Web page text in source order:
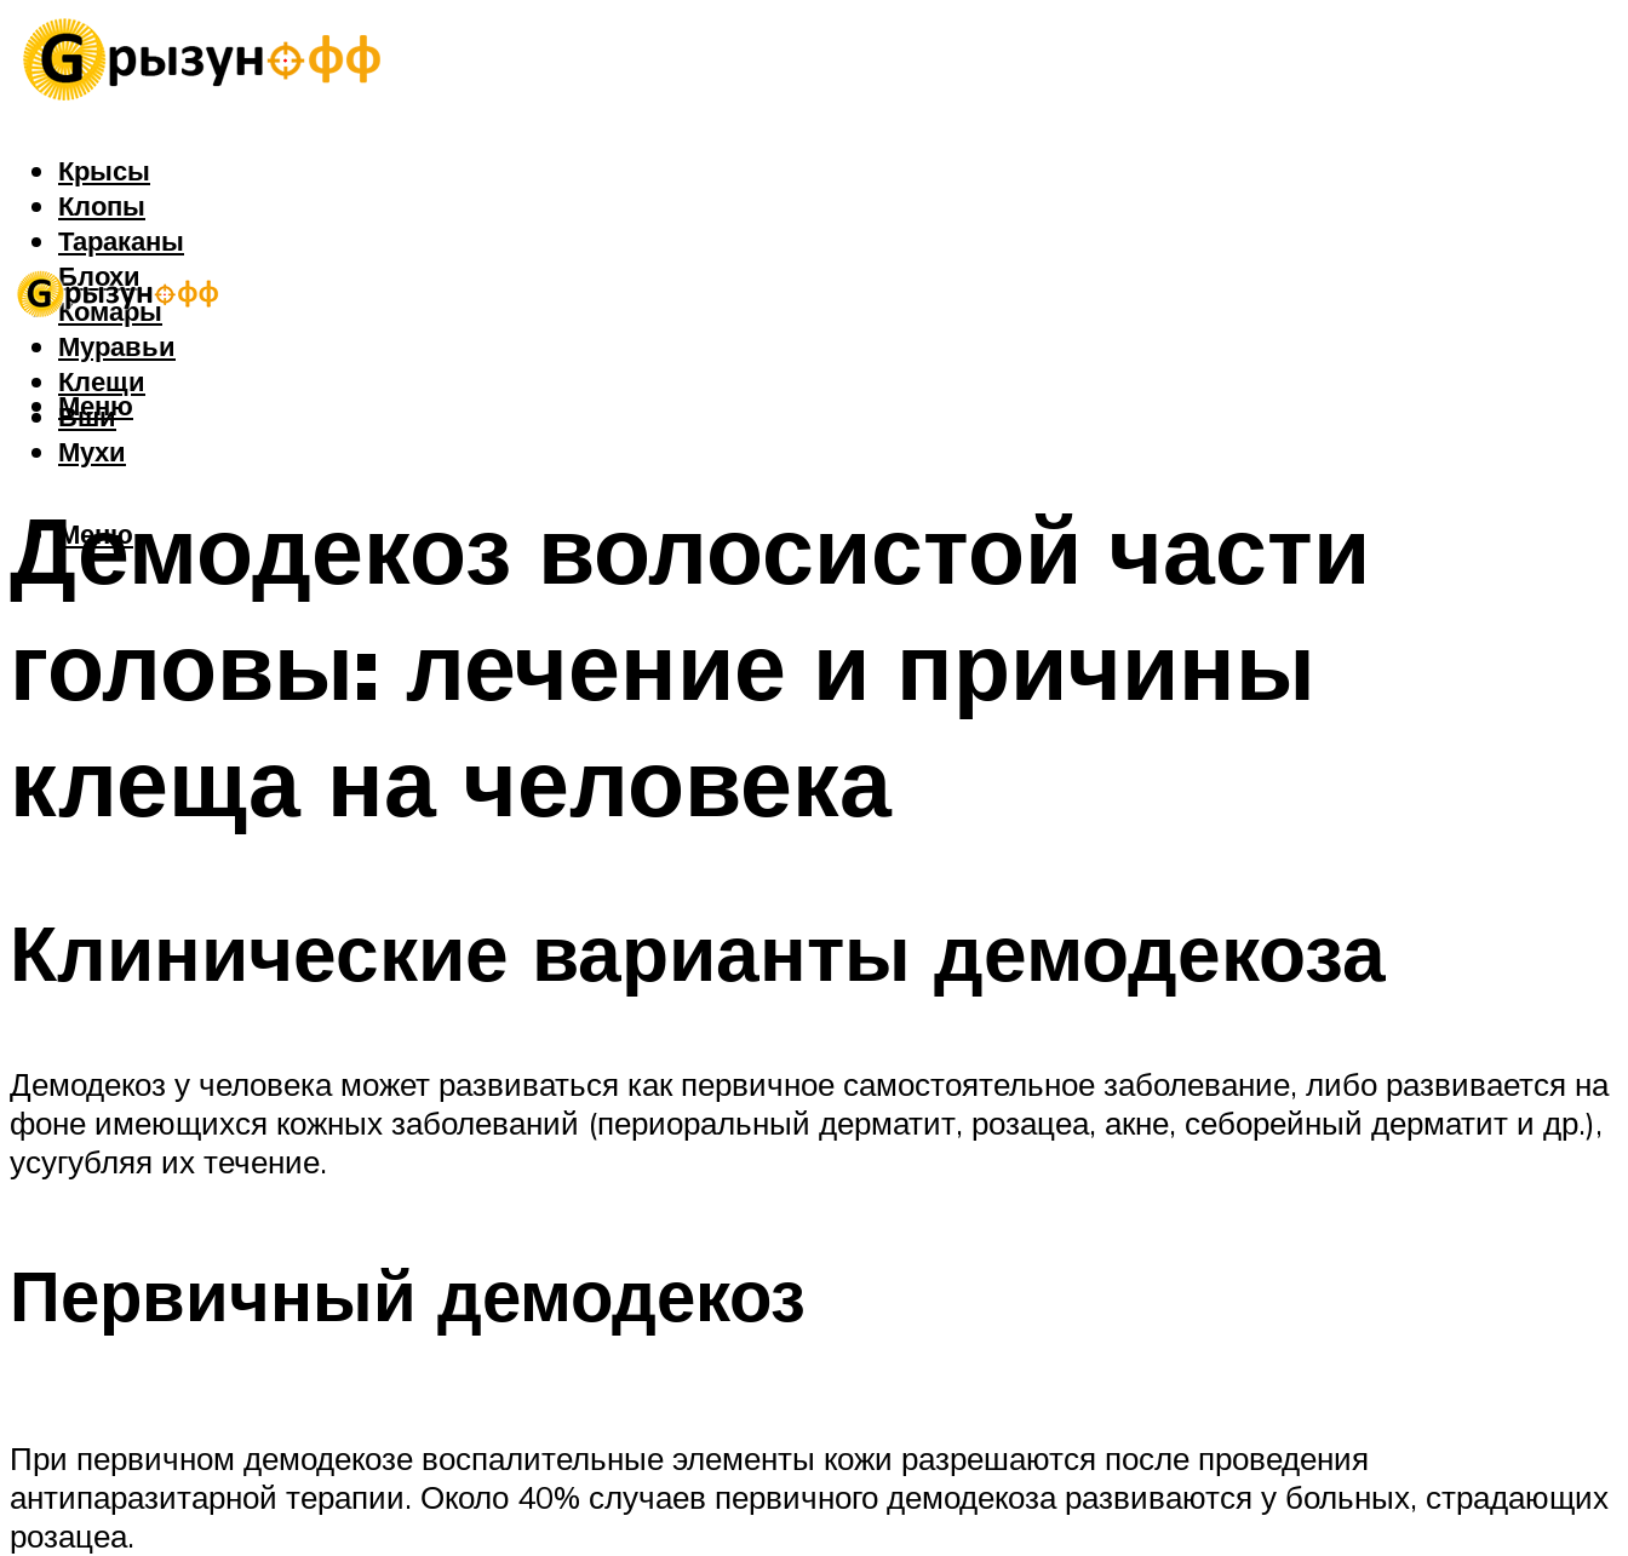
Крысы
Клопы
Тараканы
Блохи
Комары
Муравьи
Клещи
Вши
Мухи
Меню
Меню
Демодекоз волосистой части
головы: лечение и причины
клеща на человека
Клинические варианты демодекоза
Демодекоз у человека может развиваться как первичное самостоятельное заболевание, либо развивается на
фоне имеющихся кожных заболеваний (периоральный дерматит, розацеа, акне, себорейный дерматит и др.),
усугубляя их течение.
Первичный демодекоз
При первичном демодекозе воспалительные элементы кожи разрешаются после проведения
антипаразитарной терапии. Около 40% случаев первичного демодекоза развиваются у больных, страдающих
розацеа.